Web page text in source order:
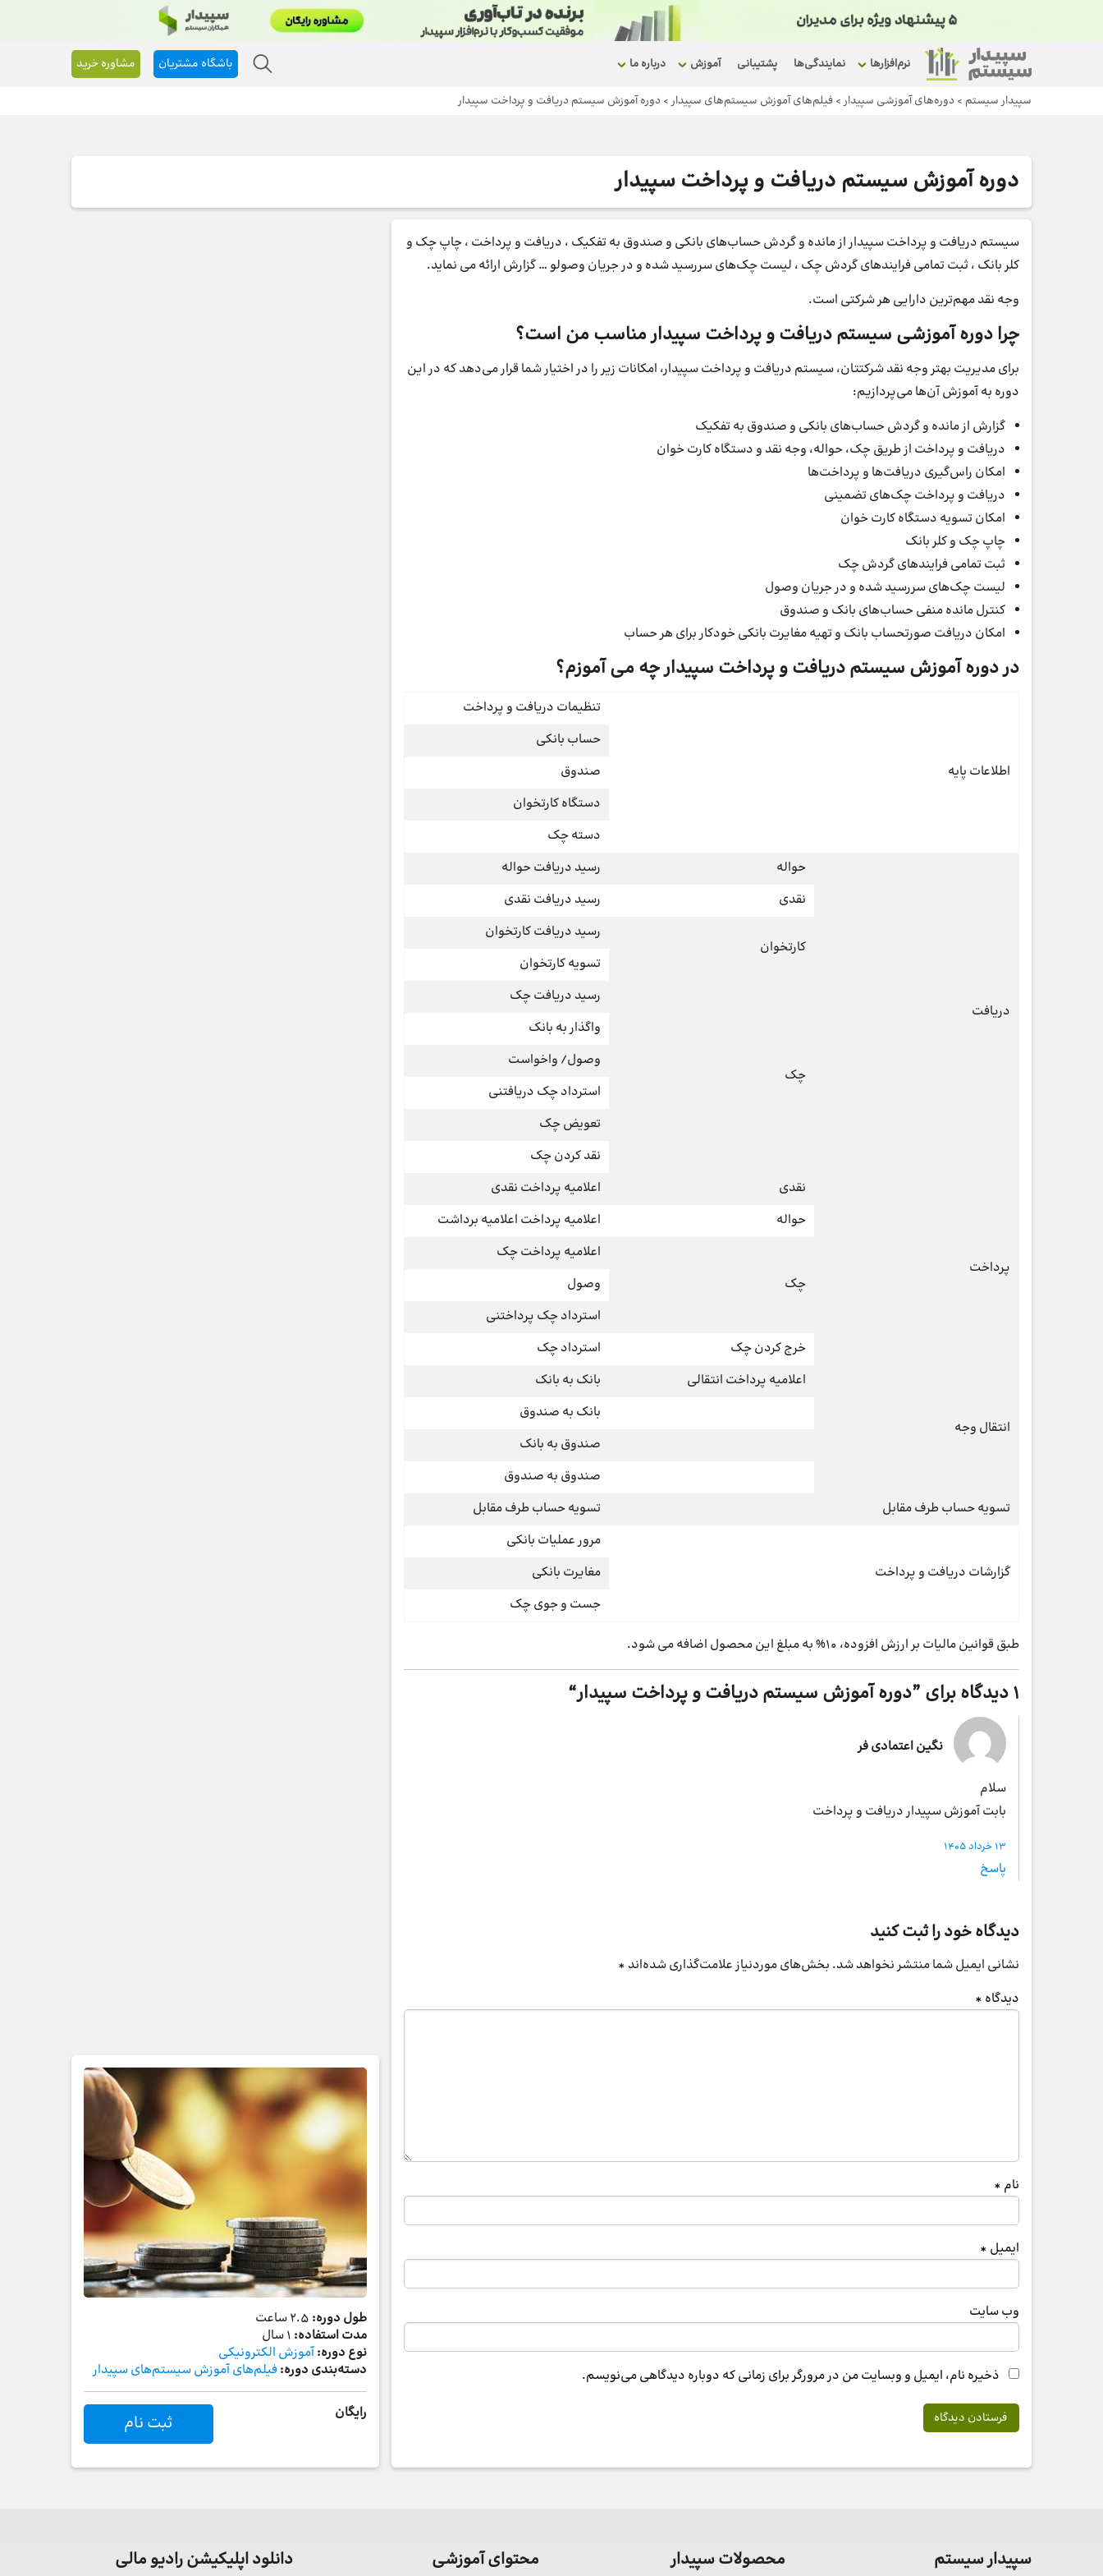
باشگاه مشتریان مشاوره خرید نرم‌افزارها نمایندگی‌ها پشتیبانی آموزش درباره ما
سپیدار سیستم > دوره‌های آموزشی سپیدار> فیلم‌های آموزش سیستم‌های سپیدار> دوره آموزش سیستم دریافت و پرداخت سپیدار
دوره آموزش سیستم دریافت و پرداخت سپیدار
طول دوره:
مدت استفاده:
نوع دوره:آموزش الکترونیکی
دسته‌بندی دوره: فیلم‌های آموزش سیستم‌های سپیدار
رایگان ثبت نام
سیستم دریافت و پرداخت سپیدار از مانده و گردش حساب‌های بانکی و صندوق به تفکیک ، دریافت و پرداخت ، چاپ چک و
کلر بانک ، ثبت تمامی فرایند‌های گردش چک ، لیست چک‌های سررسید شده و در جریان وصولو … گزارش ارائه می نماید.
وجه نقد مهم‌ترین دارایی هر شرکتی است.
چرا دوره آموزشی سیستم دریافت و پرداخت سپیدار مناسب من است؟
برای مدیریت بهتر وجه نقد شرکتتان، سیستم دریافت و پرداخت سپیدار، امکانات زیر را در اختیار شما قرار می‌دهد که در این
دوره به آموزش آن‌ها می‌پردازیم:
گزارش از مانده و گردش حساب‌های بانکی و صندوق به تفکیک
دریافت و پرداخت از طریق چک، حواله، وجه نقد و دستگاه کارت خوان
امکان راس‌گیری دریافت‌ها و پرداخت‌ها
دریافت و پرداخت چک‌های تضمینی
امکان تسویه دستگاه کارت خوان
چاپ چک و کلر بانک
ثبت تمامی فرایند‌های گردش چک
لیست چک‌های سررسید شده و در جریان وصول
کنترل مانده منفی حساب‌های بانک و صندوق
امکان دریافت صورتحساب بانک و تهیه مغایرت بانکی خودکار برای هر حساب
در دوره آموزش سیستم دریافت و پرداخت سپیدار چه می آموزم؟
اطلاعات پایه
تنظیمات دریافت و پرداخت
حساب بانکی
صندوق
دستگاه کارتخوان
دسته چک
دریافت
حواله
رسید دریافت حواله
نقدی
رسید دریافت نقدی
کارتخوان
رسید دریافت کارتخوان
تسویه کارتخوان
چک
رسید دریافت چک
واگذار به بانک
وصول/ واخواست
استرداد چک دریافتنی
تعویض چک
نقد کردن چک
پرداخت
نقدی
اعلامیه پرداخت نقدی
حواله
اعلامیه پرداخت اعلامیه برداشت
چک
اعلامیه پرداخت چک
وصول
استرداد چک پرداختنی
خرج کردن چک
استرداد چک
انتقال وجه
اعلامیه پرداخت انتقالی
بانک به بانک
بانک به صندوق
صندوق به بانک
صندوق به صندوق
تسویه حساب طرف مقابل
تسویه حساب طرف مقابل
گزارشات دریافت و پرداخت
مرور عملیات بانکی
مغایرت بانکی
جست و جوی چک
طبق قوانین مالیات بر ارزش افزوده، 10% به مبلغ این محصول اضافه می شود.
1 دیدگاه برای ” دوره آموزش سیستم دریافت و پرداخت سپیدار“
نگین اعتمادی فر
سلام
بابت آموزش سپیدار دریافت و پرداخت
13 خرداد 1405
پاسخ
دیدگاه خود را ثبت کنید
نشانی ایمیل شما منتشر نخواهد شد. بخش‌های موردنیاز علامت‌گذاری شده‌اند *
دیدگاه *
نام *
ایمیل *
وب‌ سایت
ذخیره نام، ایمیل و وبسایت من در مرورگر برای زمانی که دوباره دیدگاهی می‌نویسم.
سپیدار سیستم محصولات سپیدار محتوای آموزشی دانلود اپلیکیشن رادیو مالی